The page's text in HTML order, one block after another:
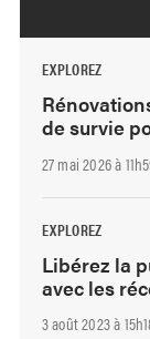
EXPLOREZ
de survie
27 mai 2026 à
EXPLOREZ
Libérez la
avec les
3 août 2023 à